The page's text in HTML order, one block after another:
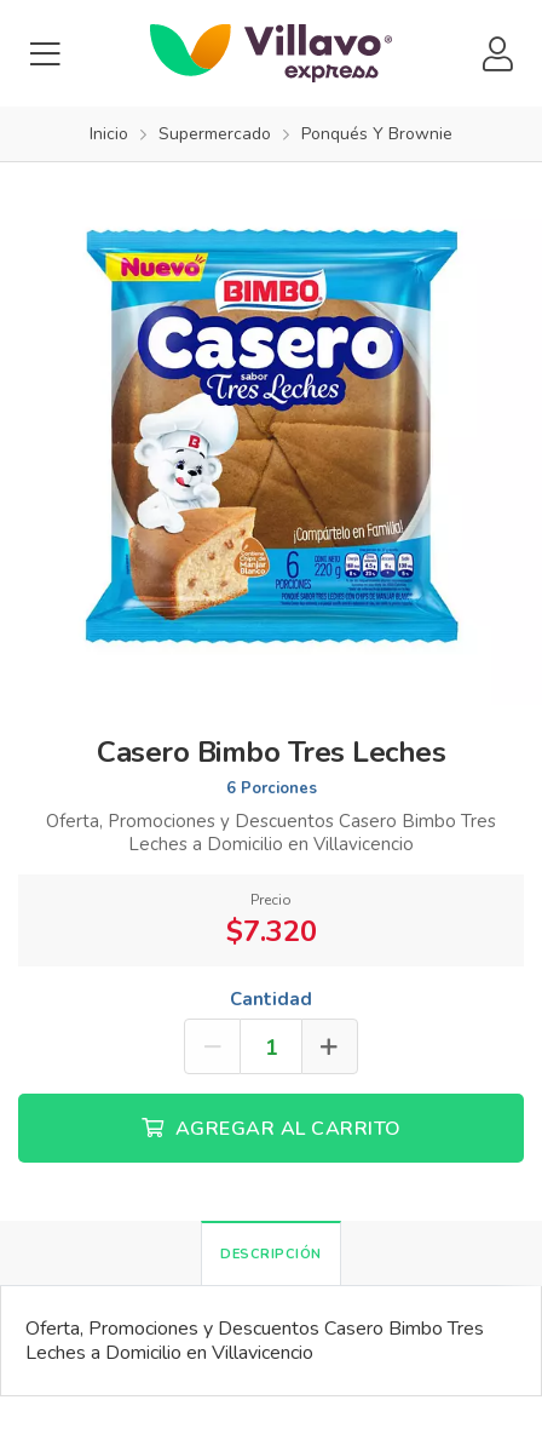
Inicio Supermercado Ponqués Y Brownie
Casero Bimbo Tres Leches
6 Porciones
Oferta, Promociones y Descuentos Casero Bimbo Tres
Leches a Domicilio en Villavicencio
Precio
$7.320
Cantidad
AGREGAR AL CARRITO
DESCRIPCIÓN
Oferta, Promociones y Descuentos Casero Bimbo Tres
Leches a Domicilio en Villavicencio